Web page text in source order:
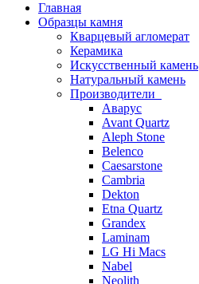
Главная
Образцы камня
Кварцевый агломерат
Керамика
Искусственный камень
Натуральный камень
Производители
Аварус
Avant Quartz
Aleph Stone
Belenco
Caesarstone
Cambria
Dekton
Etna Quartz
Grandex
Laminam
LG Hi Macs
Nabel
Neolith